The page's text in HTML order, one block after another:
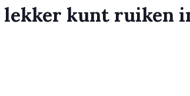
lekker kunt ruiken